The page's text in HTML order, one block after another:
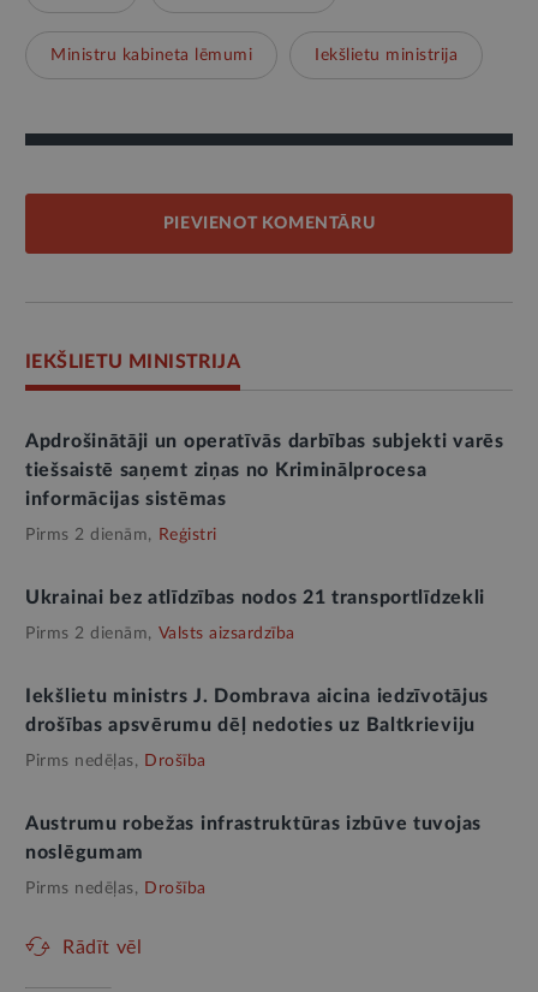
Ministru kabineta lēmumi Iekšlietu ministrija
PIEVIENOT KOMENTĀRU
IEKŠLIETU MINISTRIJA
Apdrošinātāji un operatīvās darbības subjekti varēs
tiešsaistē saņemt ziņas no Kriminālprocesa
informācijas sistēmas
Pirms 2 dienām, Reģistri
Ukrainai bez atlīdzības nodos 21 transportlīdzekli
Pirms 2 dienām, Valsts aizsardzība
Iekšlietu ministrs J. Dombrava aicina iedzīvotājus
drošības apsvērumu dēļ nedoties uz Baltkrieviju
Pirms nedēļas, Drošība
Austrumu robežas infrastruktūras izbūve tuvojas
noslēgumam
Pirms nedēļas, Drošība
Rādīt vēl